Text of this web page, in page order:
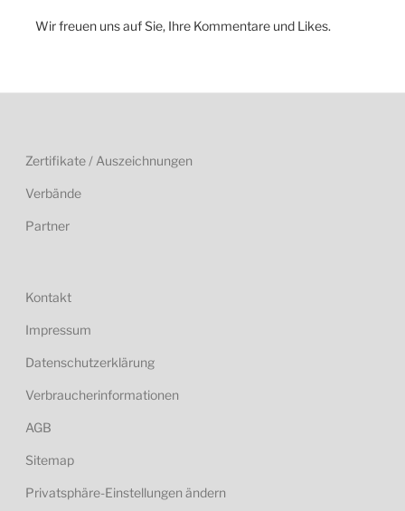
Wir freuen uns auf Sie, Ihre Kommentare und Likes.
Zertifikate / Auszeichnungen
Verbände
Partner
Kontakt
Impressum
Datenschutzerklärung
Verbraucherinformationen
AGB
Sitemap
Privatsphäre-Einstellungen ändern